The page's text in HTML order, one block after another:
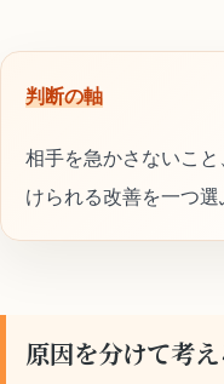
判断の軸
相手を急かさないこ
けられる改善を一つ選
原因を分けて考え